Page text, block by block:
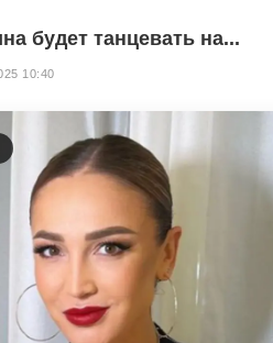
будет танцевать на...
10:40